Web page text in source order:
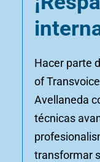
Hacer parte
of
Avellaneda
técnicas
transformar